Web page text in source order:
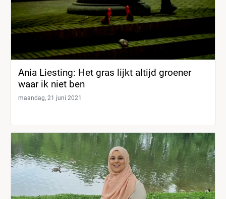
Ania Liesting: Het gras lijkt altijd groener
waar ik niet ben
maandag, 21 juni 2021